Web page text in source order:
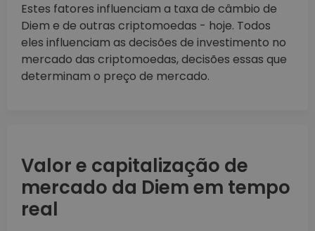
Estes fatores influenciam a taxa de câmbio de
Diem e de outras criptomoedas - hoje. Todos
eles influenciam as decisões de investimento no
mercado das criptomoedas, decisões essas que
determinam o preço de mercado.
Valor e capitalização de
mercado da Diem em tempo
real